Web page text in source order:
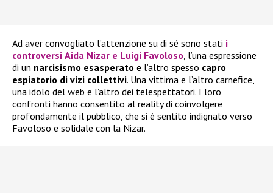
Ad aver convogliato l’attenzione su di sé sono stati i
controversi Aida Nizar e Luigi Favoloso, l’una espressione
di un narcisismo esasperato e l’altro spesso capro
espiatorio di vizi collettivi. Una vittima e l’altro carnefice,
una idolo del web e l’altro dei telespettatori. I loro
confronti hanno consentito al reality di coinvolgere
profondamente il pubblico, che si è sentito indignato verso
Favoloso e solidale con la Nizar.